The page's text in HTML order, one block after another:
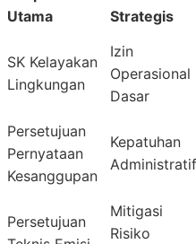
Utama
Strategis
SK Kelayakan
Lingkungan
Izin
Operasional
Dasar
Persetujuan
Pernyataan
Kesanggupan
Kepatuhan
Administratif
Persetujuan
Mitigasi
Risiko